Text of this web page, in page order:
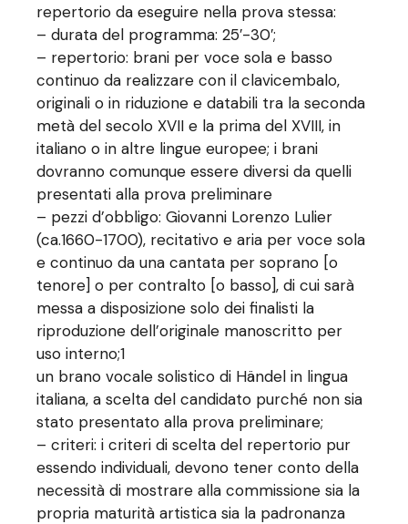
repertorio da eseguire nella prova stessa:
– durata del programma: 25′-30′;
– repertorio: brani per voce sola e basso
continuo da realizzare con il clavicembalo,
originali o in riduzione e databili tra la seconda
metà del secolo XVII e la prima del XVIII, in
italiano o in altre lingue europee; i brani
dovranno comunque essere diversi da quelli
presentati alla prova preliminare
– pezzi d’obbligo: Giovanni Lorenzo Lulier
(ca.1660-1700), recitativo e aria per voce sola
e continuo da una cantata per soprano [o
tenore] o per contralto [o basso], di cui sarà
messa a disposizione solo dei finalisti la
riproduzione dell’originale manoscritto per
uso interno;1
un brano vocale solistico di Händel in lingua
italiana, a scelta del candidato purché non sia
stato presentato alla prova preliminare;
– criteri: i criteri di scelta del repertorio pur
essendo individuali, devono tener conto della
necessità di mostrare alla commissione sia la
propria maturità artistica sia la padronanza